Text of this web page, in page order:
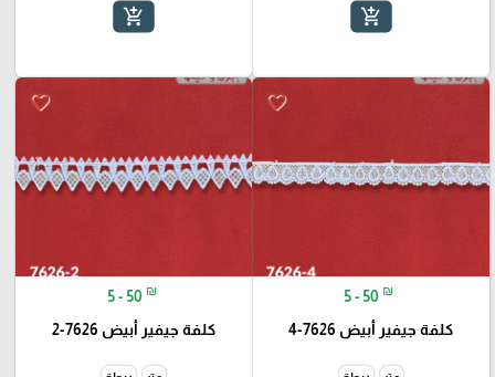
add_shopping_cart
add_shopping_cart
favorite_border
5 - 50 ₪
كلفة جيفير أبيض 7626-4
favorite_border
5 - 50 ₪
كلفة جيفير أبيض 7626-2